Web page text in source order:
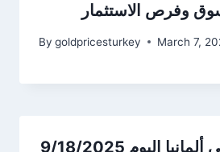
وفرص الاستثمار
By goldpricesturkey March 7,
أسعار الذهب في ألمانيا اليوم 9/18/2025